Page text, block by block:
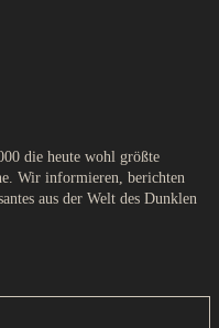
die heute wohl größte
Wir informieren, berichten
aus der Welt des Dunklen